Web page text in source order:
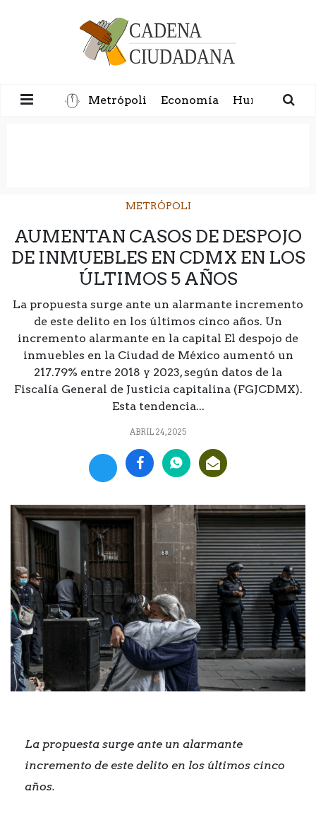
Metrópoli Economía Humanidad
METRÓPOLI
AUMENTAN CASOS DE DESPOJO
DE INMUEBLES EN CDMX EN LOS
ÚLTIMOS 5 AÑOS
La propuesta surge ante un alarmante incremento
de este delito en los últimos cinco años. Un
incremento alarmante en la capital El despojo de
inmuebles en la Ciudad de México aumentó un
217.79% entre 2018 y 2023, según datos de la
Fiscalía General de Justicia capitalina (FGJCDMX).
Esta tendencia...
ABRIL 24, 2025
La propuesta surge ante un alarmante
incremento de este delito en los últimos cinco
años.